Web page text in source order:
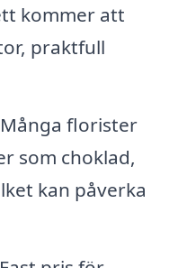
kommer att
praktfull
Många florister
som choklad,
kan påverka